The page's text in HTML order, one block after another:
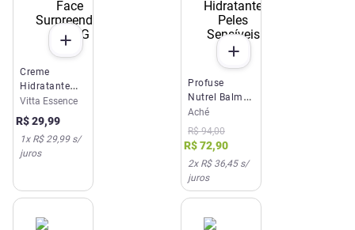
Creme
Hidratante
Vitta Essence
Face
Surpreenda-
Se 60G
Vitta Essence
R$29,99
1x R$ 29,99s/
juros
Profuse
Nutrel Balm
Gel Creme
Hidratante
Peles
Sensíveis 50g
Aché
R$ 94,00
R$72,90
2x R$ 36,45s/
juros